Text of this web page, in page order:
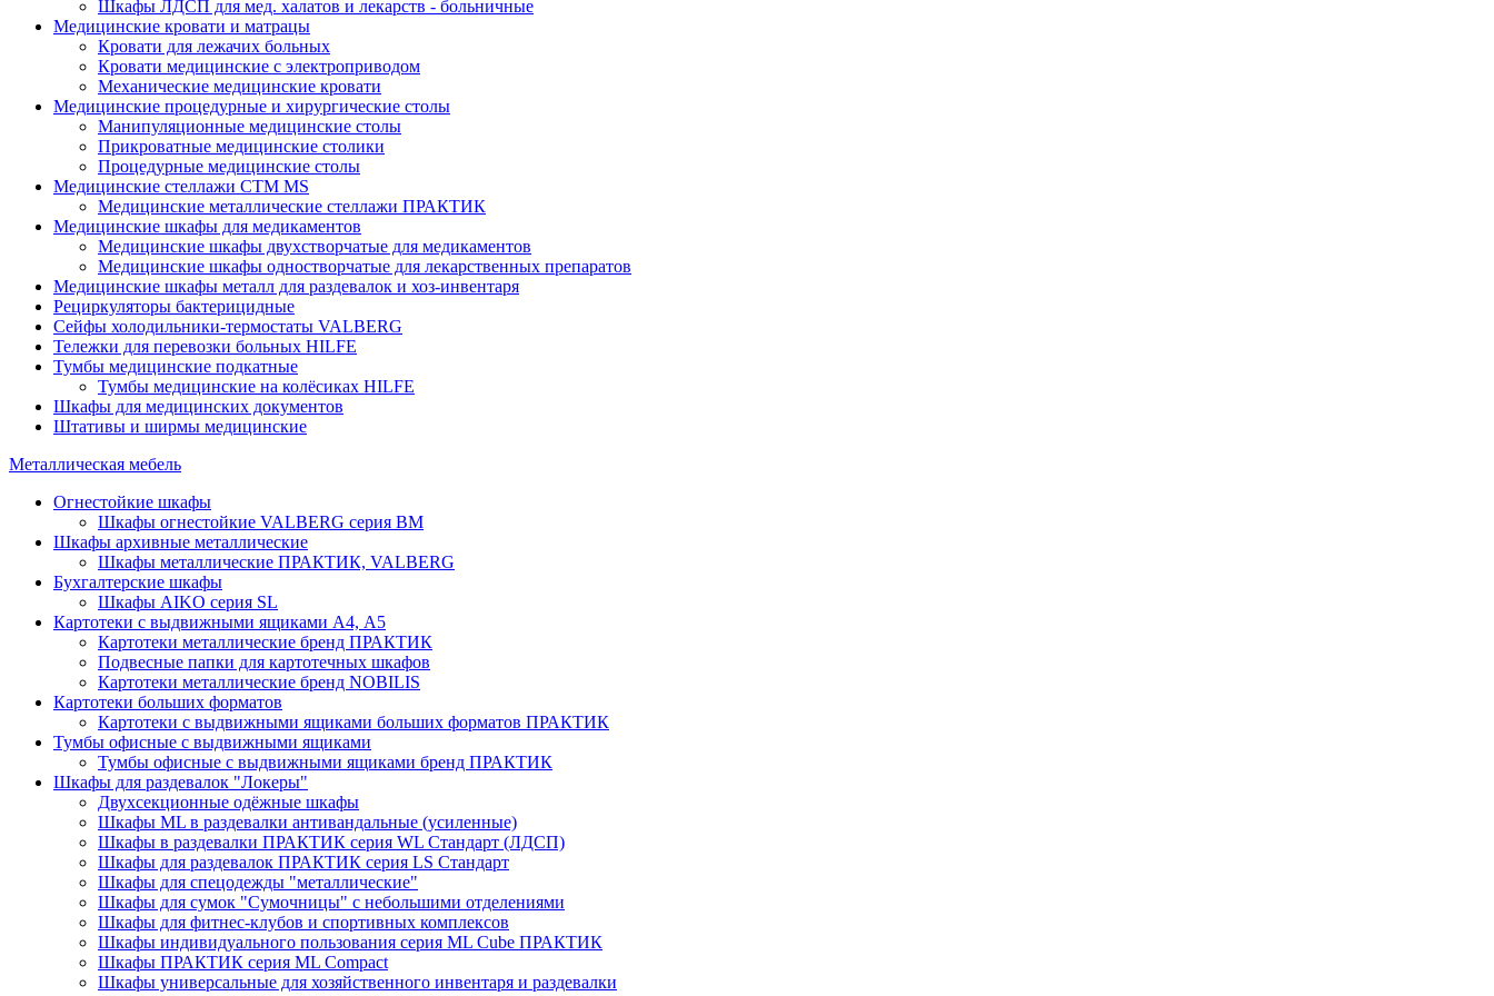
Шкафы ЛДСП для мед. халатов и лекарств - больничные
Медицинские кровати и матрацы
Кровати для лежачих больных
Кровати медицинские с электроприводом
Механические медицинские кровати
Медицинские процедурные и хирургические столы
Манипуляционные медицинские столы
Прикроватные медицинские столики
Процедурные медицинские столы
Медицинские стеллажи CTM MS
Медицинские металлические стеллажи ПРАКТИК
Медицинские шкафы для медикаментов
Медицинские шкафы двухстворчатые для медикаментов
Медицинские шкафы одностворчатые для лекарственных препаратов
Медицинские шкафы металл для раздевалок и хоз-инвентаря
Рециркуляторы бактерицидные
Сейфы холодильники-термостаты VALBERG
Тележки для перевозки больных HILFE
Тумбы медицинские подкатные
Тумбы медицинские на колёсиках HILFE
Шкафы для медицинских документов
Штативы и ширмы медицинские
Металлическая мебель
Огнестойкие шкафы
Шкафы огнестойкие VALBERG серия BM
Шкафы архивные металлические
Шкафы металлические ПРАКТИК, VALBERG
Бухгалтерские шкафы
Шкафы AIKO серия SL
Картотеки с выдвижными ящиками А4, А5
Картотеки металлические бренд ПРАКТИК
Подвесные папки для картотечных шкафов
Картотеки металлические бренд NOBILIS
Картотеки больших форматов
Картотеки с выдвижными ящиками больших форматов ПРАКТИК
Тумбы офисные с выдвижными ящиками
Тумбы офисные с выдвижными ящиками бренд ПРАКТИК
Шкафы для раздевалок "Локеры"
Двухсекционные одёжные шкафы
Шкафы ML в раздевалки антивандальные (усиленные)
Шкафы в раздевалки ПРАКТИК серия WL Стандарт (ЛДСП)
Шкафы для раздевалок ПРАКТИК серия LS Стандарт
Шкафы для спецодежды "металлические"
Шкафы для сумок "Сумочницы" с небольшими отделениями
Шкафы для фитнес-клубов и спортивных комплексов
Шкафы индивидуального пользования серия ML Cube ПРАКТИК
Шкафы ПРАКТИК серия ML Compact
Шкафы универсальные для хозяйственного инвентаря и раздевалки